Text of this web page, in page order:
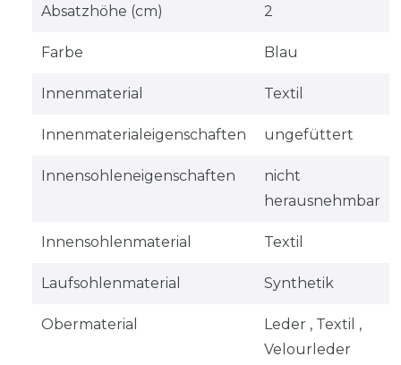
Absatzhöhe (cm) 2
Farbe Blau
Innenmaterial Textil
Innenmaterialeigenschaften ungefüttert
Innensohleneigenschaften
nicht
herausnehmbar
Innensohlenmaterial Textil
Laufsohlenmaterial Synthetik
Obermaterial
Leder , Textil ,
Velourleder